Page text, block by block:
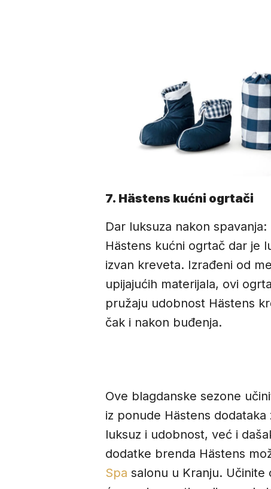
7. Hästens kućni ogrtači
Dar luksuza nakon spavanja:
Hästens kućni ogrtač dar je
izvan kreveta. Izrađeni od
upijajućih materijala, ovi
pružaju udobnost Hästens
čak i nakon buđenja.
Ove blagdanske sezone
iz ponude Hästens
luksuz i udobnost, već i
dodatke brenda Hästens
Spa salonu u Kranju. Učinite